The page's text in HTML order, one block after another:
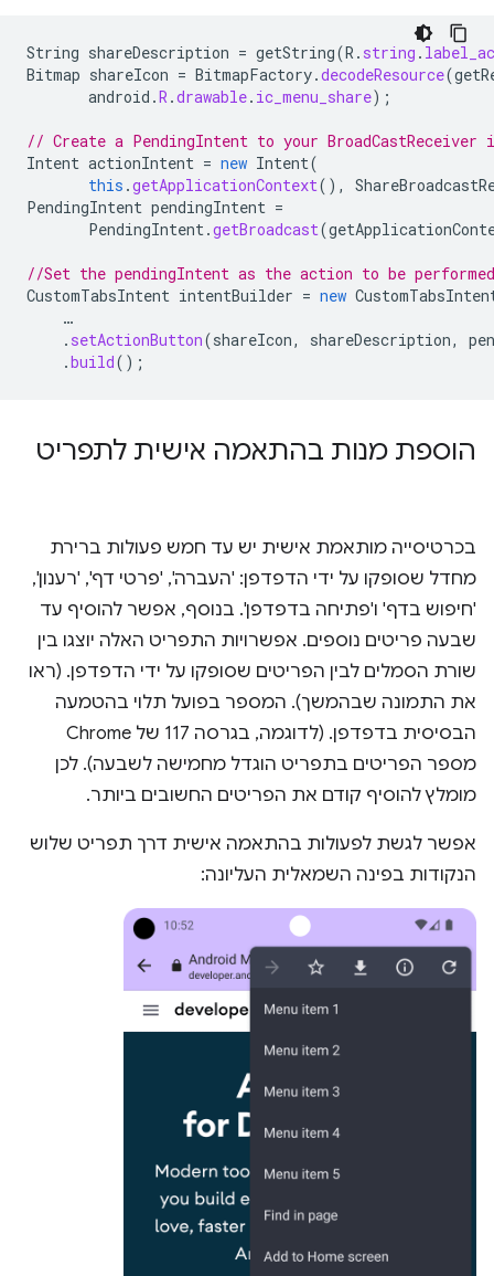
String shareDescription = getString(R . string .
Bitmap shareIcon = BitmapFactory.decodeResource(
android .R .drawable. ic_menu_share);
// Create a PendingIntent to your BroadCastReceiver
Intent actionIntent = new Intent(
this .getApplicationContext(),
PendingIntent pendingIntent =
PendingIntent.getBroadcast(
//Set the pendingIntent as the action to be
CustomTabsIntent intentBuilder = new
…
. setActionButton(shareIcon, shareDescription,
.build();
הוספת מנות בהתאמה אישית לתפריט
בכרטיסייה מותאמת אישית יש עד חמש פעולות ברירת
מחדל שסופקו על ידי הדפדפן: 'העברה', 'פרטי דף', 'רענון',
'חיפוש בדף' ו'פתיחה בדפדפן'. בנוסף, אפשר להוסיף עד
שבעה פריטים נוספים. אפשרויות התפריט האלה יוצגו בין
שורת הסמלים לבין הפריטים שסופקו על ידי הדפדפן. (ראו
את התמונה שבהמשך). המספר בפועל תלוי בהטמעה
הבסיסית בדפדפן. (לדוגמה, בגרסה 117 של Chrome
מספר הפריטים בתפריט הוגדל מחמישה לשבעה). לכן
מומלץ להוסיף קודם את הפריטים החשובים ביותר.
אפשר לגשת לפעולות בהתאמה אישית דרך תפריט שלוש
הנקודות בפינה השמאלית העליונה: